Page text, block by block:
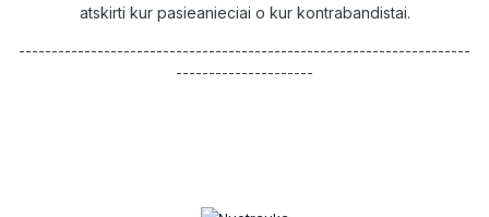
atskirti kur pasieanieciai o kur kontrabandistai.
---------------------------------------------------------------------
---------------------